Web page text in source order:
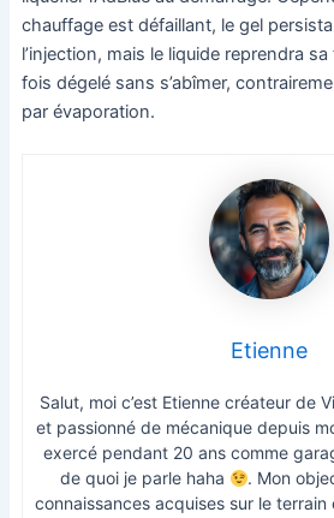
chauffage est défaillant, le gel
l’injection, mais le liquide reprendra
fois dégelé sans s’abîmer,
par évaporation.
Etienne
Salut, moi c’est Etienne créateur de
et passionné de mécanique depuis
exercé pendant 20 ans comme
de quoi je parle haha
. Mon
connaissances acquises sur le